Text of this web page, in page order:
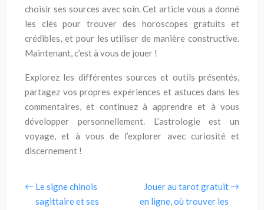
choisir ses sources avec soin. Cet article vous a donné
les clés pour trouver des horoscopes gratuits et
crédibles, et pour les utiliser de manière constructive.
Maintenant, c’est à vous de jouer !
Explorez les différentes sources et outils présentés,
partagez vos propres expériences et astuces dans les
commentaires, et continuez à apprendre et à vous
développer personnellement. L’astrologie est un
voyage, et à vous de l’explorer avec curiosité et
discernement !
Le signe chinois
sagittaire et ses
Jouer au tarot gratuit
en ligne, où trouver les